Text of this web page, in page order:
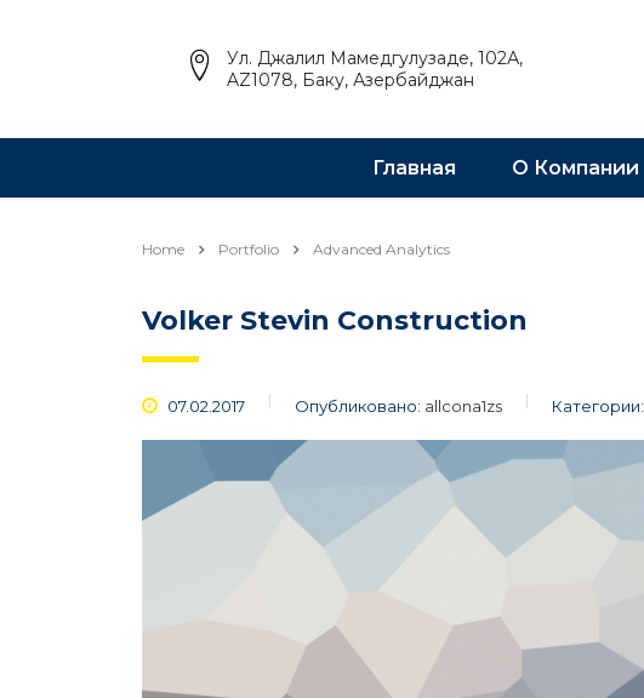
Ул. Джалил Мамедгулузаде, 102А,
AZ1078, Баку, Азербайджан
Главная О Компании
Home Portfolio Advanced Analytics
Volker Stevin Construction
07.02.2017 Опубликовано: allcona1zs Категории: